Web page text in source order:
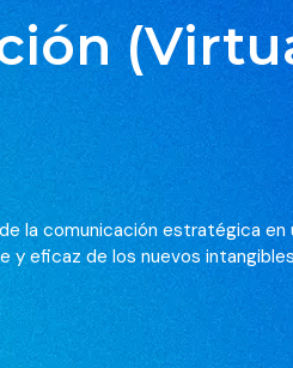
la comunicación estratégica en
y eficaz de los nuevos